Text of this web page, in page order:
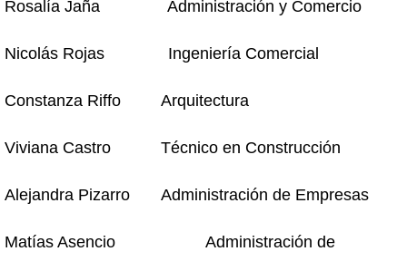
Rosalía Jaña Administración y Comercio
Nicolás Rojas Ingeniería Comercial
Constanza Riffo Arquitectura
Viviana Castro Técnico en Construcción
Alejandra Pizarro Administración de Empresas
Matías Asencio Administración de